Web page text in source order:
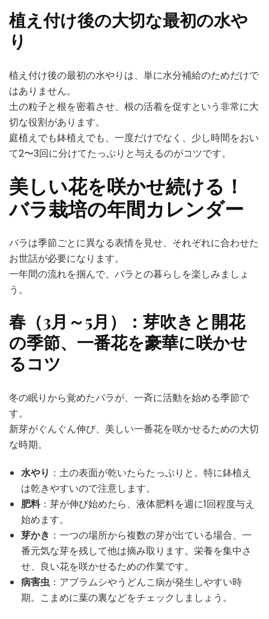
植え付け後の大切な最初の水や
り
植え付け後の最初の水やりは、単に水分補給のためだけで
はありません。
土の粒子と根を密着させ、根の活着を促すという非常に大
切な役割があります。
庭植えでも鉢植えでも、一度だけでなく、少し時間をおい
て2〜3回に分けてたっぷりと与えるのがコツです。
美しい花を咲かせ続ける！
バラ栽培の年間カレンダー
バラは季節ごとに異なる表情を見せ、それぞれに合わせた
お世話が必要になります。
一年間の流れを掴んで、バラとの暮らしを楽しみましょ
う。
春（3月～5月）：芽吹きと開花
の季節、一番花を豪華に咲かせ
るコツ
冬の眠りから覚めたバラが、一斉に活動を始める季節で
す。
新芽がぐんぐん伸び、美しい一番花を咲かせるための大切
な時期。
水やり ：土の表面が乾いたらたっぷりと。特に鉢植え
は乾きやすいので注意します。
肥料：芽が伸び始めたら、液体肥料を週に1回程度与え
始めます。
芽かき ：一つの場所から複数の芽が出ている場合、一
番元気な芽を残して他は摘み取ります。栄養を集中さ
せ、良い花を咲かせるための作業です。
病害虫 ：アブラムシやうどんこ病が発生しやすい時
期。こまめに葉の裏などをチェックしましょう。